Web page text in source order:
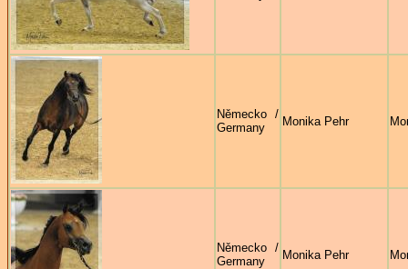
Německo /
Germany
Monika Pehr
Německo /
Germany
Monika Pehr